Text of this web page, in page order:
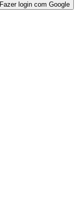
Fazer login com Google